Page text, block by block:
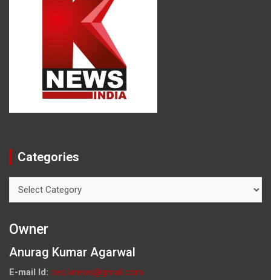
Categories
Owner
Anurag Kumar Agarwal
E-mail Id: ceo.knews@gmail.com